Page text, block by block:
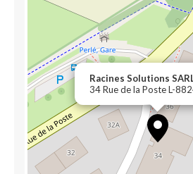
Racines Solutions
34 Rue de la Poste L-